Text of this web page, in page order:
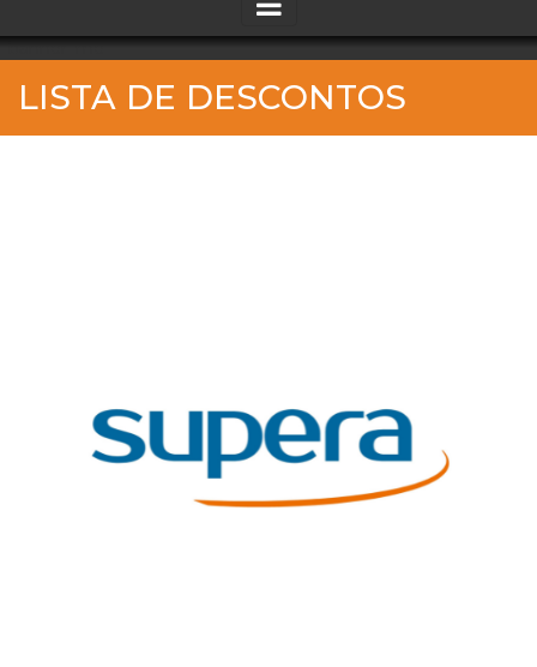
_banner_me_
LISTA DE DESCONTOS